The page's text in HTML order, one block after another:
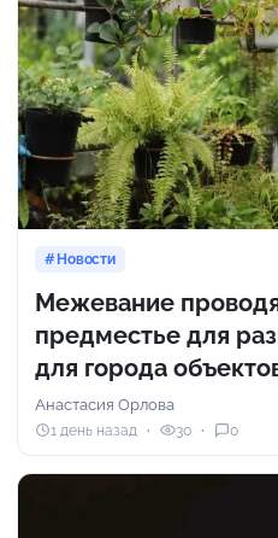
Новости
Межевание
предместье для
для города
Анастасия Орлова
1 день назад 30 0